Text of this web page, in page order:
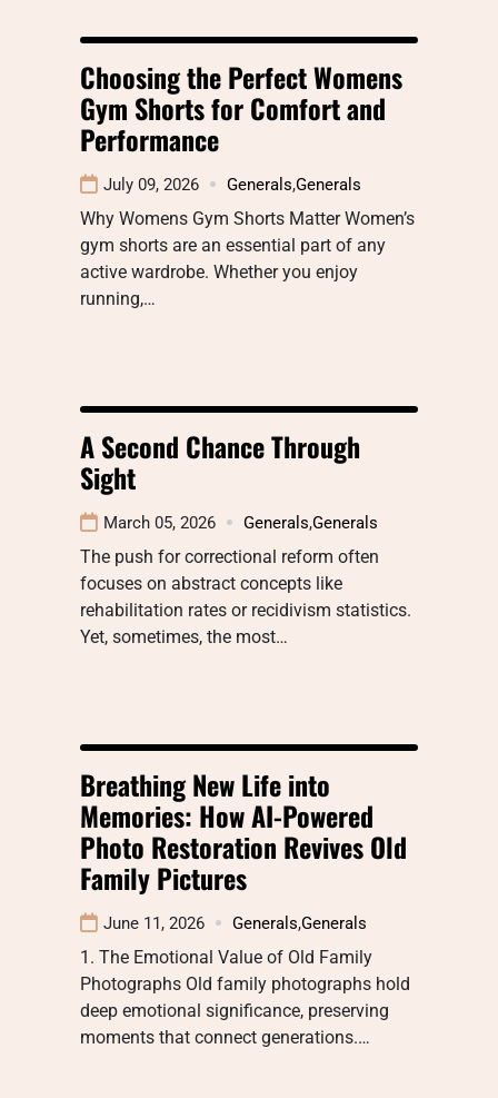
Choosing the Perfect Womens
Gym Shorts for Comfort and
Performance
July 09, 2026 Generals,Generals
Why Womens Gym Shorts Matter Women’s
gym shorts are an essential part of any
active wardrobe. Whether you enjoy
running,…
A Second Chance Through
Sight
March 05, 2026 Generals,Generals
The push for correctional reform often
focuses on abstract concepts like
rehabilitation rates or recidivism statistics.
Yet, sometimes, the most…
Breathing New Life into
Memories: How AI-Powered
Photo Restoration Revives Old
Family Pictures
June 11, 2026 Generals,Generals
1. The Emotional Value of Old Family
Photographs Old family photographs hold
deep emotional significance, preserving
moments that connect generations.…